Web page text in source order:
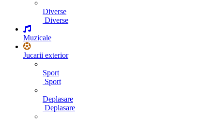
Diverse
Diverse
Muzicale
Jucarii exterior
Sport
Sport
Deplasare
Deplasare